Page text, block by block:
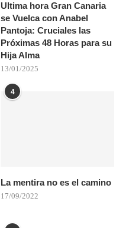
Ultima hora Gran Canaria
se Vuelca con Anabel
Pantoja: Cruciales las
Próximas 48 Horas para su
Hija Alma
13/01/2025
4
La mentira no es el camino
17/09/2022